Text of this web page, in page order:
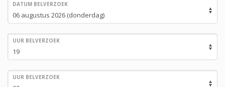
DATUM BELVERZOEK
UUR BELVERZOEK
UUR BELVERZOEK